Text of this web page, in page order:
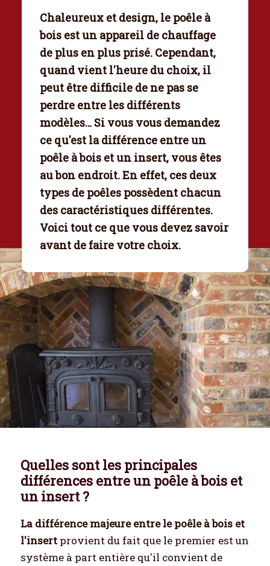
Chaleureux et design, le poêle à
bois est un appareil de chauffage
de plus en plus prisé. Cependant,
quand vient l'heure du choix, il
peut être difficile de ne pas se
perdre entre les différents
modèles… Si vous vous demandez
ce qu'est ladifférence entre un
poêle à bois et un insert, vous êtes
au bon endroit. En effet, ces deux
types de poêles possèdent chacun
des caractéristiques différentes.
Voici tout ce que vous devez savoir
avant de faire votre choix.
Quelles sont les principales
différences entre un poêle à bois et
un insert ?
La différence majeure entre le poêle à bois et
l'insert provient du fait que le premier est un
système à part entière qu'il convient de